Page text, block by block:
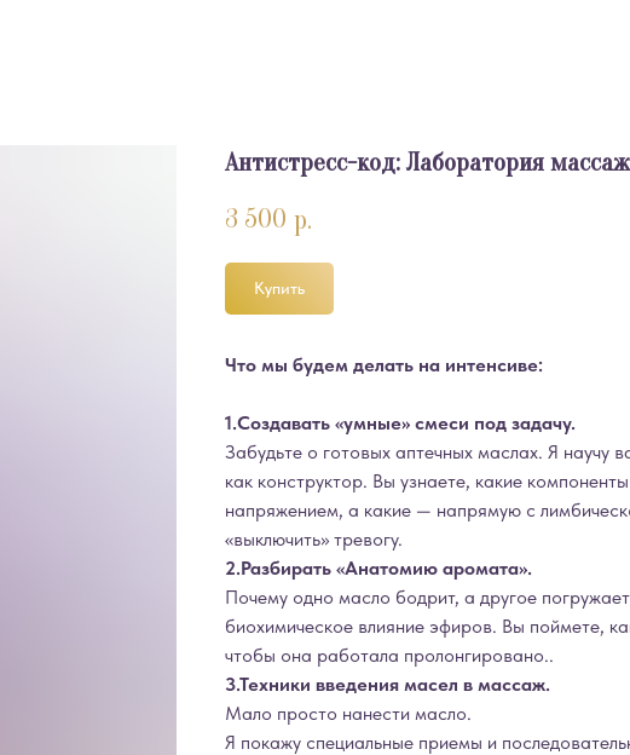
Антистресс-код: Лаборатория
3 500 р.
Купить
Что мы будем делать на интенсиве:
1.Создавать «умные» смеси под задачу.
Забудьте о готовых аптечных маслах. Я научу
как конструктор. Вы узнаете, какие
напряжением, а какие — напрямую с
«выключить» тревогу.
2.Разбирать «Анатомию аромата».
Почему одно масло бодрит, а другое
биохимическое влияние эфиров. Вы поймете,
чтобы она работала пролонгировано..
3.Техники введения масел в массаж.
Мало просто нанести масло.
Я покажу специальные приемы и